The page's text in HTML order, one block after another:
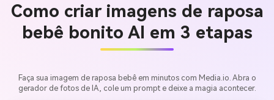
Como criar imagens de raposa
bebê bonito AI em 3 etapas
Faça sua imagem de raposa bebê em minutos com Media.io. Abra o
gerador de fotos de IA, cole um prompt e deixe a magia acontecer.